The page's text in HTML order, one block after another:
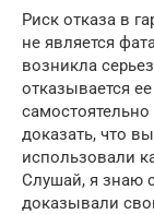
Риск отказа в
не является
возникла
отказывается
доказать, что
использовали
Слушай, я знаю
доказывали